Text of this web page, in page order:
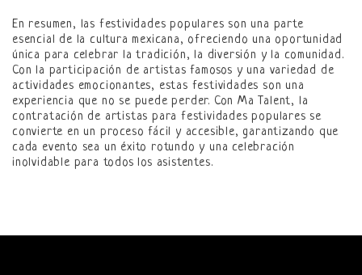
En resumen, las festividades populares son una parte
esencial de la cultura mexicana, ofreciendo una oportunidad
única para celebrar la tradición, la diversión y la comunidad.
Con la participación de artistas famosos y una variedad de
actividades emocionantes, estas festividades son una
experiencia que no se puede perder. Con Ma Talent, la
contratación de artistas para festividades populares se
convierte en un proceso fácil y accesible, garantizando que
cada evento sea un éxito rotundo y una celebración
inolvidable para todos los asistentes.